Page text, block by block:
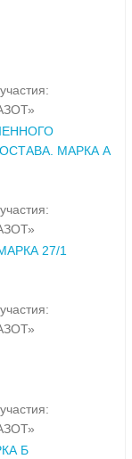
МАРКА А
27/1
Б